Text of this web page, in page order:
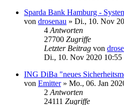
Sparda Bank Hamburg -
von drosenau » Di., 10. Nov
4 Antworten
27700 Zugriffe
Letzter Beitrag von
Di., 10. Nov 2020 10:55
ING DiBa "neues
von Emitter» Mo., 06. Jan
2 Antworten
24111 Zugriffe